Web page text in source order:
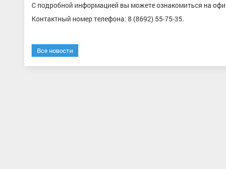
С подробной информацией вы можете ознакомиться на
Контактный номер телефона: 8 (8692) 55-75-35.
Все новости